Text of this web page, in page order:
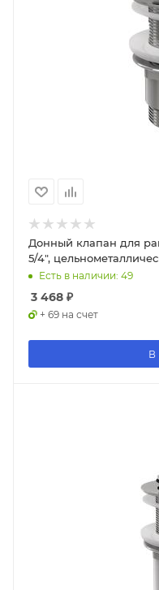
Донный клапан для
5/4",
Есть в наличии: 49
3 468 ₽
+ 69 на счет
В